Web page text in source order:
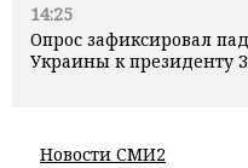
14:25
Опрос зафиксировал
Украины к президенту
Новости СМИ2